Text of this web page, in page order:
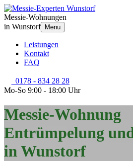
Messie-Wohnungen
in Wunstorf
Menu
Leistungen
Kontakt
FAQ
0178 - 834 28 28
Mo-So 9:00 - 18:00 Uhr
Messie-Wohnung
Entrümpelung
in Wunstorf